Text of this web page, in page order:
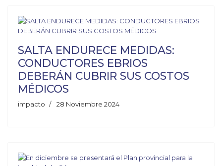
SALTA ENDURECE MEDIDAS:
CONDUCTORES EBRIOS
DEBERÁN CUBRIR SUS COSTOS
MÉDICOS
impacto 28 Noviembre 2024